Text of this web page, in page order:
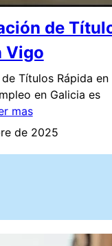
de
Vigo
Títulos Rápida en
en Galicia es
mas
de 2025